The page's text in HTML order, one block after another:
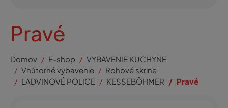
Pravé
Domov E-shop
VYBAVENIE KUCHYNE
Vnútorné vybavenie
Rohové skrine
ĽADVINOVÉ POLICE
KESSEBÖHMER Pravé